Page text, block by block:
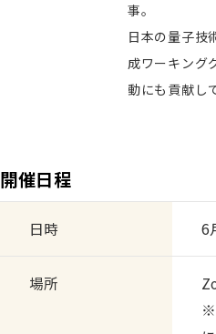
事。
日本の量子技
成ワーキング
動にも貢献し
開催日程
日時 6
場所
※